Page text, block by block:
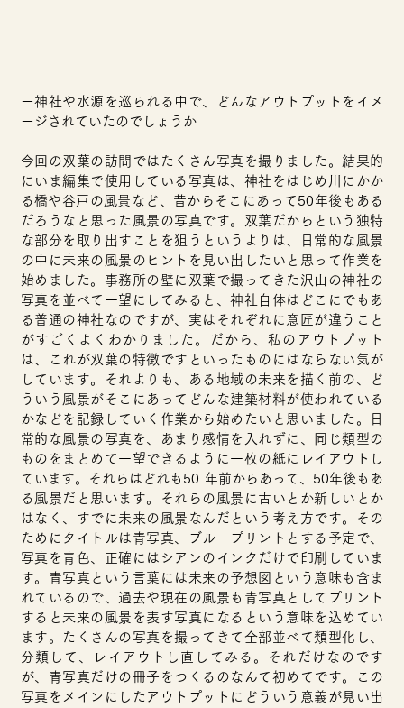
ー神社や水源を巡られる中で、どんなアウトプットをイメ
ージされていたのでしょうか
今回の双葉の訪問ではたくさん写真を撮りました。結果的
にいま編集で使用している写真は、神社をはじめ川にかか
る橋や谷戸の風景など、昔からそこにあって50年後もある
だろうなと思った風景の写真です。双葉だからという独特
な部分を取り出すことを狙うというよりは、日常的な風景
の中に未来の風景のヒントを 見い出 したいと思って作業を
始め ました。事務所の壁に双葉で撮ってきた沢山の神社の
写真を並べて一望にしてみると、神社自体はどこにでもあ
る普通の神社なのですが、実はそれぞれに意匠が違うこと
がすごくよくわかりました。だから、私のアウトプット
は、これが双葉の特徴ですといったものにはならない気が
しています。それよりも、ある地域の未来を描く前の、ど
ういう風景がそこにあってどんな建築材料が使われている
かなどを記録していく作業から 始め たいと思いました。日
常的な風景の写真を、あまり感情を入れずに、同じ類型の
ものをまとめて一望できるように一枚の紙にレイアウトし
ています。それらはどれも50 年前からあって、50年後もあ
る風景だと思います。それらの風景に古いとか新しいとか
はなく、すでに未来の風景なんだという考え方です。その
ためにタイトルは青写真、ブループリントとする予定で、
写真を青色、正確にはシアンのインクだけで印刷していま
す。青写真という言葉には未来の予想図という意味も含ま
れているので、過去や現在の風景も青写真としてプリント
すると未来の風景を表す写真になるという意味を込めてい
ます。たくさんの写真を撮ってきて全部並べて類型化し、
分類して、レイアウトし直してみる。それだけなのです
が、青写真だけの冊子をつくるのなんて初めてです。この
写真をメインにしたアウトプットにどういう意義が 見い出